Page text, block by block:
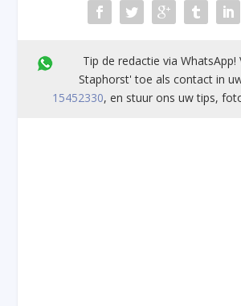
Tip de redactie via WhatsApp!
Staphorst' toe als contact in
15452330, en stuur ons uw tips,